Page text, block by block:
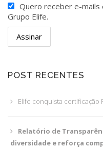
Quero receber e-mails
Grupo Elife.
POST RECENTES
Elife conquista certificação
Relatório de
diversidade e reforça